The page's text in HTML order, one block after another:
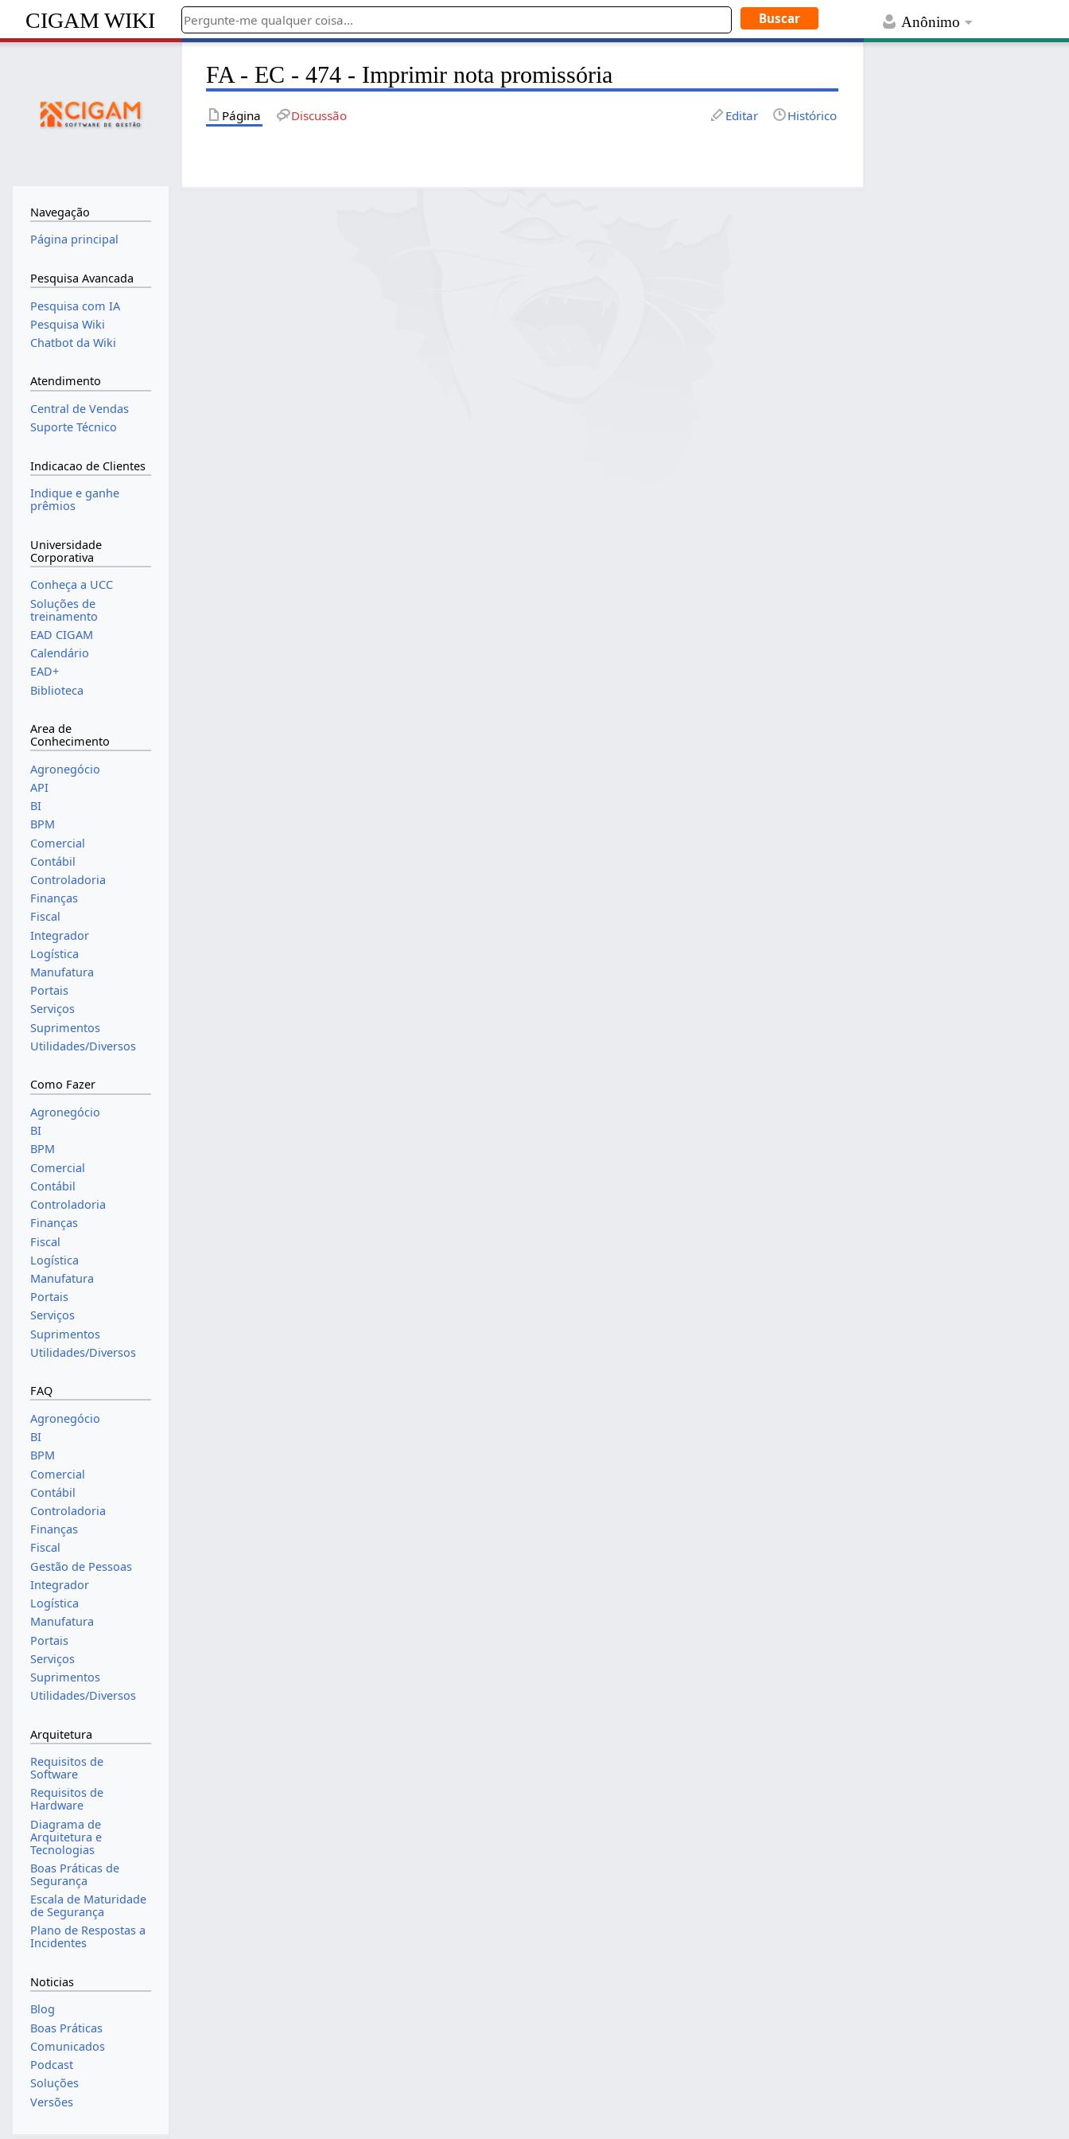
Anônimo
CIGAM WIKI
FA - EC - 474 - Imprimir nota promissória
Página Discussão Editar Histórico
Navegação
Página principal
Pesquisa Avancada
Pesquisa com IA
Pesquisa Wiki
Chatbot da Wiki
Atendimento
Central de Vendas
Suporte Técnico
Indicacao de Clientes
Indique e ganhe
prêmios
Universidade
Corporativa
Conheça a UCC
Soluções de
treinamento
EAD CIGAM
Calendário
EAD+
Biblioteca
Area de
Conhecimento
Agronegócio
API
BI
BPM
Comercial
Contábil
Controladoria
Finanças
Fiscal
Integrador
Logística
Manufatura
Portais
Serviços
Suprimentos
Utilidades/Diversos
Como Fazer
Agronegócio
BI
BPM
Comercial
Contábil
Controladoria
Finanças
Fiscal
Logística
Manufatura
Portais
Serviços
Suprimentos
Utilidades/Diversos
FAQ
Agronegócio
BI
BPM
Comercial
Contábil
Controladoria
Finanças
Fiscal
Gestão de Pessoas
Integrador
Logística
Manufatura
Portais
Serviços
Suprimentos
Utilidades/Diversos
Arquitetura
Requisitos de
Software
Requisitos de
Hardware
Diagrama de
Arquitetura e
Tecnologias
Boas Práticas de
Segurança
Escala de Maturidade
de Segurança
Plano de Respostas a
Incidentes
Noticias
Blog
Boas Práticas
Comunicados
Podcast
Soluções
Versões